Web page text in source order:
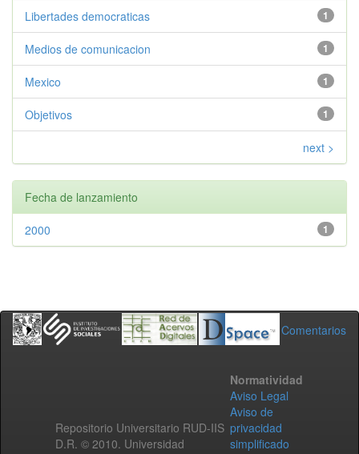
1
Libertades democraticas
1
Medios de comunicacion
1
Mexico
1
Objetivos
next >
Fecha de lanzamiento
1
2000
Comentarios
Repositorio Universitario RUD-IIS
D.R. © 2010. Universidad
Normatividad
Aviso Legal
Aviso de
privacidad
simplificado